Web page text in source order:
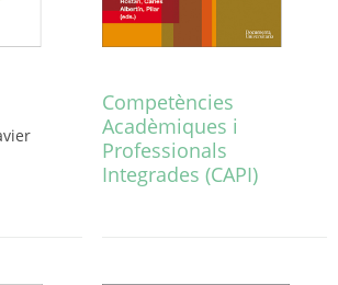
Competències
Acadèmiques i
Professionals
Integrades (CAPI)
múltiples